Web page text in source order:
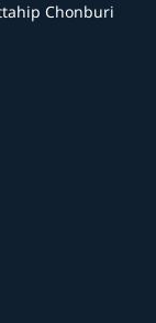
Chonburi